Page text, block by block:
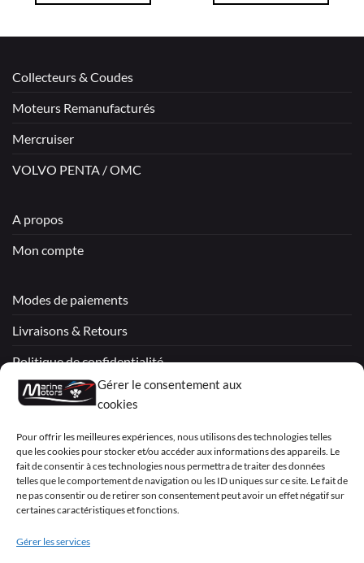
Gérer le consentement aux
cookies
Pour offrir les meilleures expériences, nous utilisons des technologies telles
que les cookies pour stocker et/ou accéder aux informations des appareils. Le
fait de consentir à ces technologies nous permettra de traiter des données
telles que le comportement de navigation ou les ID uniques sur ce site. Le fait de
ne pas consentir ou de retirer son consentement peut avoir un effet négatif sur
certaines caractéristiques et fonctions.
Gérer les services
Collecteurs & Coudes
Moteurs Remanufacturés
Mercruiser
VOLVO PENTA / OMC
A propos
Mon compte
Modes de paiements
Livraisons & Retours
Politique de confidentialité
Mentions légales
Déclaration de confidentialité (UE)
Visa PayPal